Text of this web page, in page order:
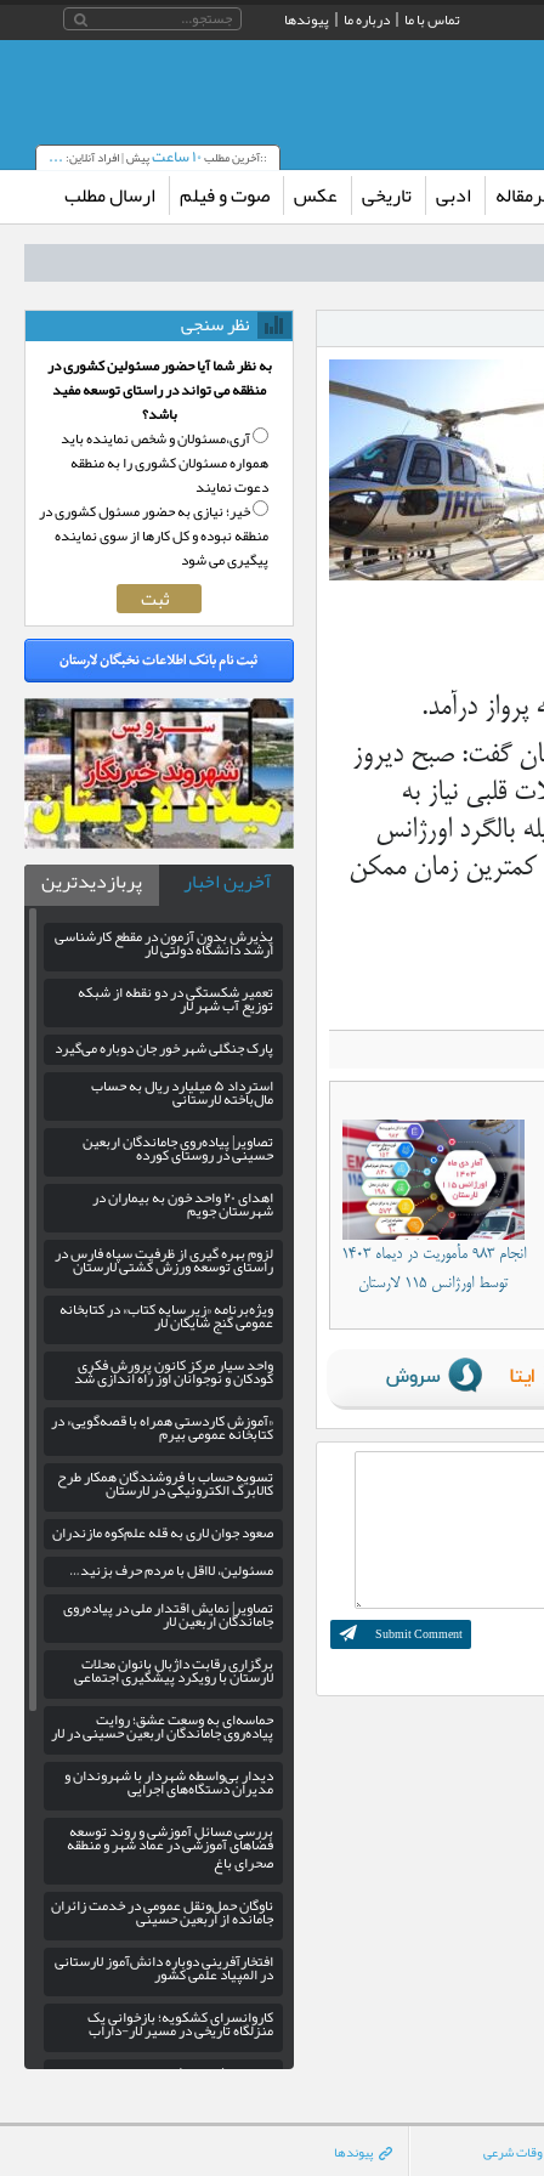
تماس با ما درباره ما پیوندها
::آخرین مطلب۱۰ ساعت پیش | افراد آنلاین:...
ادبی تاریخی عکس صوت و فیلم ارسال مطلب
گفت: صبح دیروز
مشکلات قلبی نیاز به
بالگرد اورژانس
کمترین زمان ممکن
انجام ۹۸۳ مأموریت در دیماه ۱۴۰۳
توسط اورژانس ۱۱۵ لارستان
نظر سنجی
به نظر شما آیا حضور مسئولین کشوری در
منظقه می تواند در راستای توسعه مفید
باشد؟
آری،‌مسئولان و شخص نماینده باید
همواره مسئولان کشوری را به منطقه
دعوت نمایند
خیر؛‌ نیازی به حضور مسئول کشوری در
منطقه نبوده و کل کارها از سوی نماینده
پیگیری می شود
آخرین اخبار پربازدیدترین
پذیرش بدون آزمون در مقطع کارشناسی
ارشد دانشگاه دولتی لار
تعمیر شکستگی در دو نقطه از شبکه
توزیع آب شهر لار
پارک جنگلی شهر خور جان دوباره می‌گیرد
استرداد ۵ میلیارد ریال به حسابمال‌باخته لارستانی
تصاویر| پیاده‌روی جاماندگان اربعین
حسینی در روستای کورده
اهدای ۲۰ واحد خون به بیماران درشهرستان جویم
لزوم بهره‌ گیری از ظرفیت سپاه فارس در
راستای توسعه ورزش کشتی لارستان
ویژه‌برنامه «زیر سایه کتاب» در کتابخانه
عمومی گنج شایگان لار
واحد سیار مرکز کانون پرورش فکری
کودکان و نوجوانان اوز راه اندازی شد
«آموزش کاردستی همراه با قصه‌گویی» در
کتابخانه عمومی بیرم
تسویه حساب با فروشندگان همکار طرح
کالابرگ الکترونیکی در لارستان
صعود جوان لاری به قله علم‌کوه مازندران
مسئولین، لااقل با مردم حرف بزنید…
تصاویر| نمایش اقتدار ملی در پیاده‌روی
جاماندگان اربعین لار
برگزاری رقابت داژبال بانوان محلات
لارستان با رویکرد پیشگیری اجتماعی
حماسه‌ای به وسعت عشق؛ روایت
پیاده‌روی جاماندگان اربعین حسینی در لار
دیدار بی‌واسطه شهردار با شهروندان و
مدیران دستگاه‌های اجرایی
بررسی مسائل آموزشی و روند توسعه
فضاهای آموزشی در عماد شهر و منطقه
صحرای باغ
ناوگان حمل‌ونقل عمومی در خدمت زائران
جامانده از اربعین حسینی
افتخارآفرینی دوباره دانش‌آموز لارستانی
در المپیاد علمی کشور
کاروانسرای کشکویه؛ بازخوانی یک
منزلگاه تاریخی در مسیر لار-داراب
پاسخ به شایعات فضای مجازی؛ وزیر
شرعی پیوندها